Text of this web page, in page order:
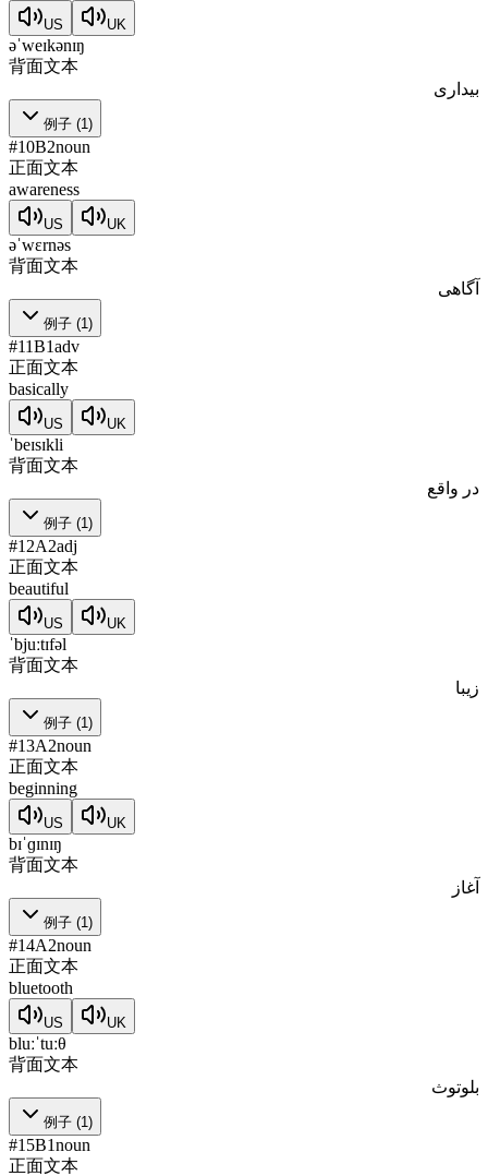
US UK
əˈweɪkənɪŋ
背面文本
بیداری
例子 (1)
#10B2noun
正面文本
awareness
US UK
əˈwɛrnəs
背面文本
آگاهی
例子 (1)
#11B1adv
正面文本
basically
US UK
ˈbeɪsɪkli
背面文本
در واقع
例子 (1)
#12A2adj
正面文本
beautiful
US UK
ˈbjuːtɪfəl
背面文本
زیبا
例子 (1)
#13A2noun
正面文本
beginning
US UK
bɪˈɡɪnɪŋ
背面文本
آغاز
例子 (1)
#14A2noun
正面文本
bluetooth
US UK
bluːˈtuːθ
背面文本
بلوتوث
例子 (1)
#15B1noun
正面文本